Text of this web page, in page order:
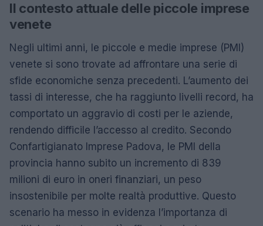
Il contesto attuale delle piccole imprese
venete
Negli ultimi anni, le piccole e medie imprese (PMI)
venete si sono trovate ad affrontare una serie di
sfide economiche senza precedenti. L’aumento dei
tassi di interesse, che ha raggiunto livelli record, ha
comportato un aggravio di costi per le aziende,
rendendo difficile l’accesso al credito. Secondo
Confartigianato Imprese Padova, le PMI della
provincia hanno subito un incremento di 839
milioni di euro in oneri finanziari, un peso
insostenibile per molte realtà produttive. Questo
scenario ha messo in evidenza l’importanza di